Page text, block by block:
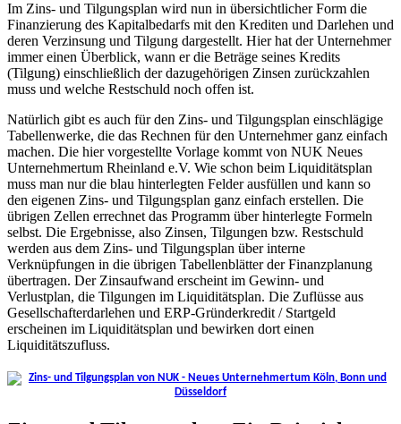
Im Zins- und Tilgungsplan wird nun in übersichtlicher Form die
Finanzierung des Kapitalbedarfs mit den Krediten und Darlehen und
deren Verzinsung und Tilgung dargestellt. Hier hat der Unternehmer
immer einen Überblick, wann er die Beträge seines Kredits
(Tilgung) einschließlich der dazugehörigen Zinsen zurückzahlen
muss und welche Restschuld noch offen ist.
Natürlich gibt es auch für den Zins- und Tilgungsplan einschlägige
Tabellenwerke, die das Rechnen für den Unternehmer ganz einfach
machen. Die hier vorgestellte Vorlage kommt von NUK Neues
Unternehmertum Rheinland e.V. Wie schon beim Liquiditätsplan
muss man nur die blau hinterlegten Felder ausfüllen und kann so
den eigenen Zins- und Tilgungsplan ganz einfach erstellen. Die
übrigen Zellen errechnet das Programm über hinterlegte Formeln
selbst. Die Ergebnisse, also Zinsen, Tilgungen bzw. Restschuld
werden aus dem Zins- und Tilgungsplan über interne
Verknüpfungen in die übrigen Tabellenblätter der Finanzplanung
übertragen. Der Zinsaufwand erscheint im Gewinn- und
Verlustplan, die Tilgungen im Liquiditätsplan. Die Zuflüsse aus
Gesellschafterdarlehen und ERP-Gründerkredit / Startgeld
erscheinen im Liquiditätsplan und bewirken dort einen
Liquiditätszufluss.